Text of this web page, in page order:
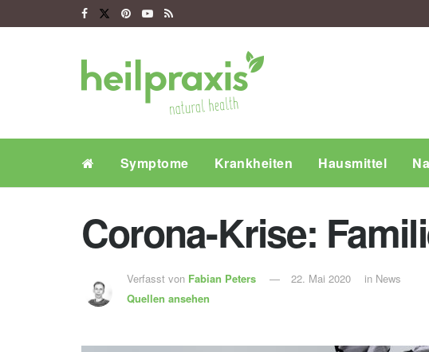
Symptome Krankheiten Hausmittel
Corona-Krise:
Verfasst von Fabian Peters
Quellen ansehen
22. Mai 2020 in News